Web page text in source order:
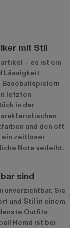
mit Stil
– es ist ein
Lässigkeit
Baseballspielern
letzten
in der
und den oft
ein zeitloser
Note verleiht.
sind
unverzichtbar. Sie
und Stil in einem
Outfits
Hemd ist bei